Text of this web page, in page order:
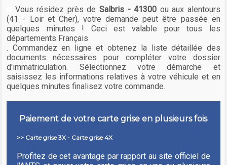
Vous résidez près de Salbris - 41300 ou aux alentours
(41 - Loir et Cher), votre demande peut être passée en
quelques minutes ! Ceci est valable pour tous les
départements Français
. Commandez en ligne et obtenez la liste détaillée des
documents nécessaires pour compléter votre dossier
d'immatriculation. Sélectionnez votre démarche et
saisissez les informations relatives à votre véhicule et en
quelques minutes finalisez votre commande.
Paiement de votre carte grise en plusieurs fois
>> Carte grise 3X - Carte grise 4X
Profitez de cet avantage par rapport au site officiel de